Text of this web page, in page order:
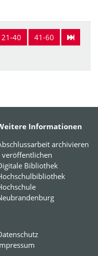
21-40
41-60
Informationen
archivieren
Bibliothek